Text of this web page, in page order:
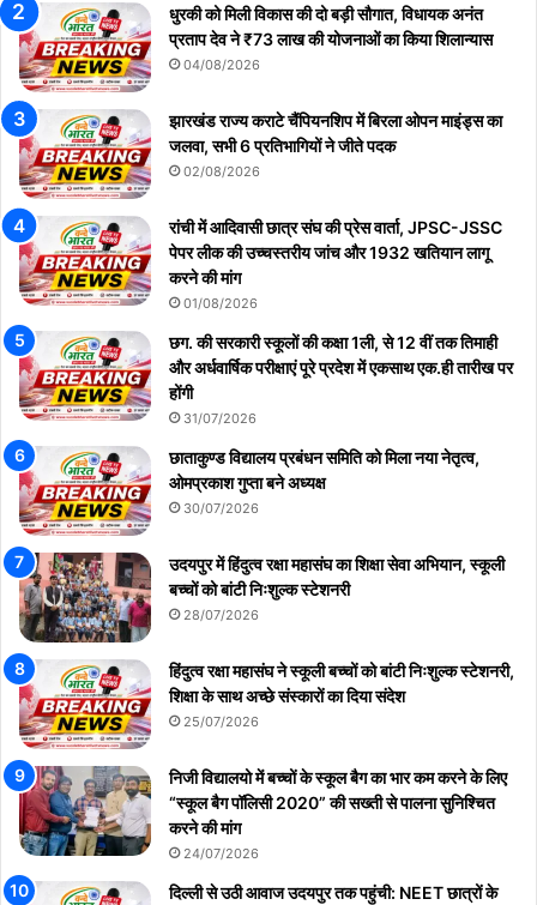
धुरकी को मिली विकास की दो बड़ी सौगात, विधायक अनंत
प्रताप देव ने ₹73 लाख की योजनाओं का किया शिलान्यास
04/08/2026
झारखंड राज्य कराटे चैंपियनशिप में बिरला ओपन माइंड्स का
जलवा, सभी 6 प्रतिभागियों ने जीते पदक
02/08/2026
रांची में आदिवासी छात्र संघ की प्रेस वार्ता, JPSC-JSSC
पेपर लीक की उच्चस्तरीय जांच और 1932 खतियान लागू
करने की मांग
01/08/2026
छग. की सरकारी स्कूलों की कक्षा 1ली, से 12 वीं तक तिमाही
और अर्धवार्षिक परीक्षाएं पूरे प्रदेश में एकसाथ एक.ही तारीख पर
होंगी
31/07/2026
छाताकुण्ड विद्यालय प्रबंधन समिति को मिला नया नेतृत्व,
ओमप्रकाश गुप्ता बने अध्यक्ष
30/07/2026
उदयपुर में हिंदुत्व रक्षा महासंघ का शिक्षा सेवा अभियान, स्कूली
बच्चों को बांटी निःशुल्क स्टेशनरी
28/07/2026
हिंदुत्व रक्षा महासंघ ने स्कूली बच्चों को बांटी निःशुल्क स्टेशनरी,
शिक्षा के साथ अच्छे संस्कारों का दिया संदेश
25/07/2026
निजी विद्यालयो में बच्चों के स्कूल बैग का भार कम करने के लिए
“स्कूल बैग पॉलिसी 2020” की सख्ती से पालना सुनिश्चित
करने की मांग
24/07/2026
दिल्ली से उठी आवाज उदयपुर तक पहुंची: NEET छात्रों के